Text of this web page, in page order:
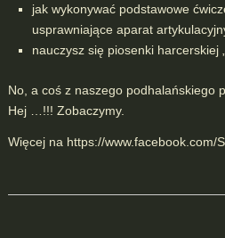
jak wykonywać podstawowe
usprawniające aparat
nauczysz się piosenki harcerskiej
No, a coś z naszego podhalańskiego
Hej …!!! Zobaczymy.
Więcej na https://www.facebook.com/